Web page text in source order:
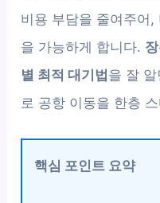
비용 부담을 줄여주어
을 가능하게 합니다.
별 최적 대기법 을 잘
로 공항 이동을 한층
핵심 포인트 요약